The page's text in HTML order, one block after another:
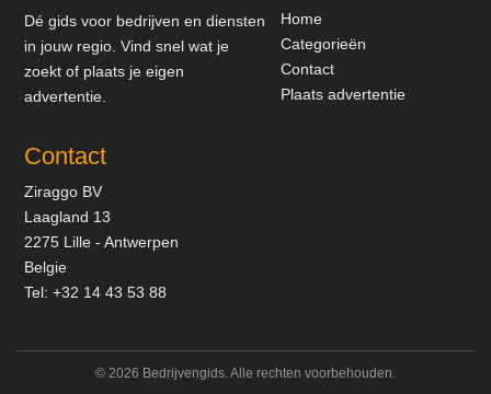
Dé gids voor bedrijven en diensten
in jouw regio. Vind snel wat je
zoekt of plaats je eigen
advertentie.
Home
Categorieën
Contact
Plaats advertentie
Contact
Ziraggo BV
Laagland 13
2275 Lille - Antwerpen
Belgie
Tel: +32 14 43 53 88
© 2026 Bedrijvengids. Alle rechten voorbehouden.